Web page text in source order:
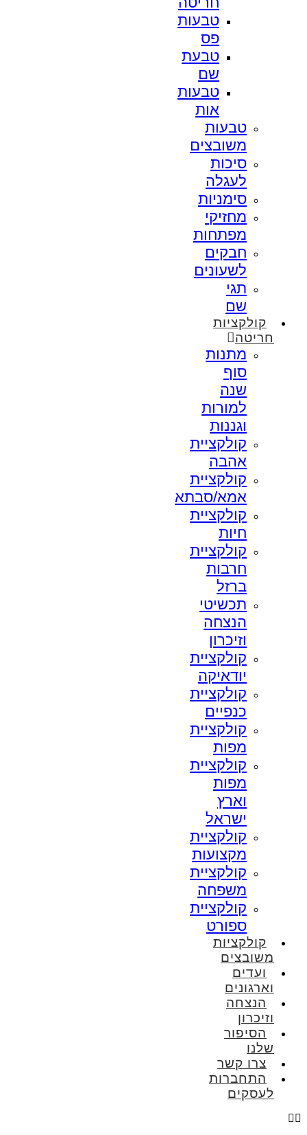
טבעות
פס
טבעת
שם
טבעות
אות
טבעות
משובצים
סיכות
לעגלה
סימניות
מחזיקי
מפתחות
חבקים
לשעונים
תגי
שם
קולקציות
חריטה
מתנות
סוף
שנה
למורות
וגננות
קולקציית
אהבה
קולקציית
אמא/סבתא
קולקציית
חיות
קולקציית
חרבות
ברזל
תכשיטי
הנצחה
וזיכרון
קולקציית
יודאיקה
קולקציית
כנפיים
קולקציית
מפות
קולקציית
מפות
וארץ
ישראל
קולקציית
מקצועות
קולקציית
משפחה
קולקציית
ספורט
קולקציות
משובצים
ועדים
וארגונים
הנצחה
וזיכרון
הסיפור
שלנו
צרו קשר
התחברות
לעסקים